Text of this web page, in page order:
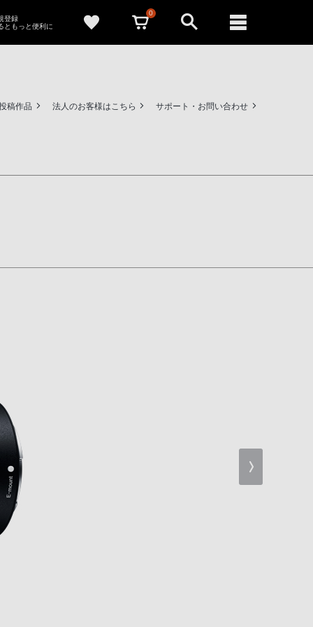
登録
ともっと便利に
0
稿作品 法人のお客様はこちら サポート・お問い合わせ